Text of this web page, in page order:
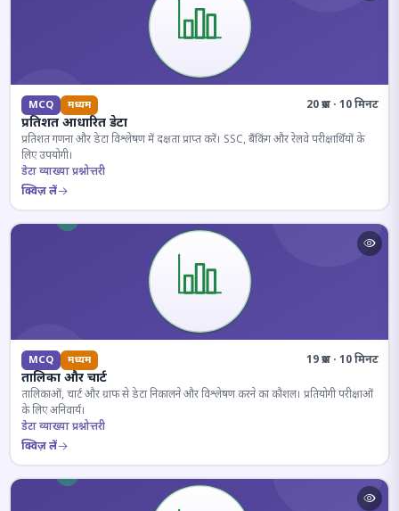
MCQ मध्यम 20 प्रश्न · 10 मिनट
प्रतिशत आधारित डेटा
प्रतिशत गणना और डेटा विश्लेषण में दक्षता प्राप्त करें। SSC, बैंकिंग और रेलवे परीक्षार्थियों के
लिए उपयोगी।
डेटा व्याख्या प्रश्नोत्तरी
क्विज़ लें
MCQ मध्यम 19 प्रश्न · 10 मिनट
तालिका और चार्ट
तालिकाओं, चार्ट और ग्राफ से डेटा निकालने और विश्लेषण करने का कौशल। प्रतियोगी परीक्षाओं
के लिए अनिवार्य।
डेटा व्याख्या प्रश्नोत्तरी
क्विज़ लें